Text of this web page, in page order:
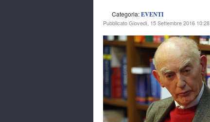
Categoria:EVENTI
Pubblicato Giovedì, 15 Settembre 2016 10:28